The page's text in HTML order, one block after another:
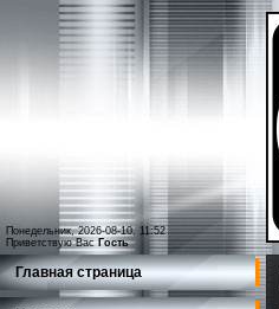
Понедельник, 2026-08-10, 11:52
Приветствую Вас Гость
Главная страница